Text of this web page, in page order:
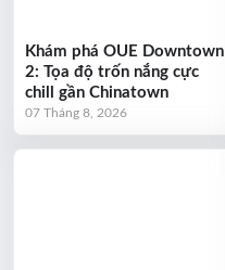
Khám phá OUE Downtown
2: Tọa độ trốn nắng cực
chill gần Chinatown
07 Tháng 8, 2026